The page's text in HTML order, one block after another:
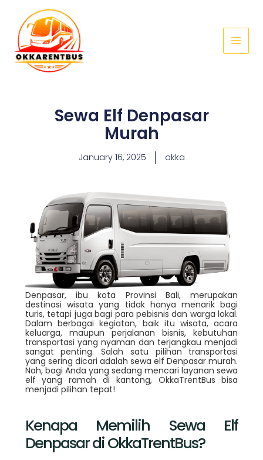
content
Menu
Sewa Elf Denpasar
Murah
January 16, 2025 okka
Denpasar, ibu kota Provinsi Bali, merupakan
destinasi wisata yang tidak hanya menarik bagi
turis, tetapi juga bagi para pebisnis dan warga lokal.
Dalam berbagai kegiatan, baik itu wisata, acara
keluarga, maupun perjalanan bisnis, kebutuhan
transportasi yang nyaman dan terjangkau menjadi
sangat penting. Salah satu pilihan transportasi
yang sering dicari adalah sewa elf Denpasar murah.
Nah, bagi Anda yang sedang mencari layanan sewa
elf yang ramah di kantong, OkkaTrentBus bisa
menjadi pilihan tepat!
Kenapa Memilih Sewa Elf
Denpasar di OkkaTrentBus?